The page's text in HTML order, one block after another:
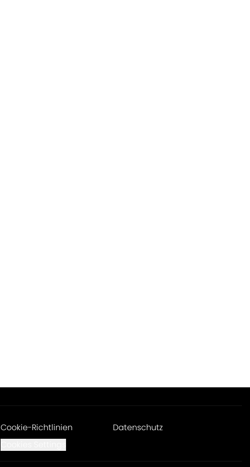
Cookie-Richtlinien
Datenschutz